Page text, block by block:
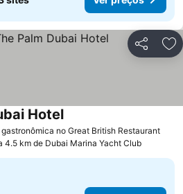
Partilhar
no Great British Restaurant
Hotel
4.5 km de Dubai Marina Yacht Club